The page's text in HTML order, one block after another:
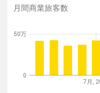
月間商業旅客数
7月,
0
50万